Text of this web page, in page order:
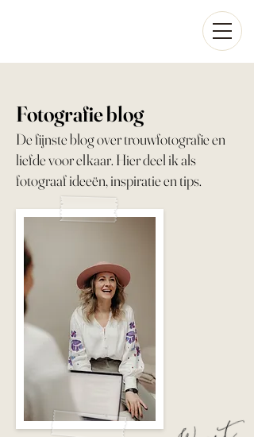
Fotografie blog
De fijnste blog over trouwfotografie en
liefde voor elkaar. Hier deel ik als
fotograaf ideeën, inspiratie en tips.